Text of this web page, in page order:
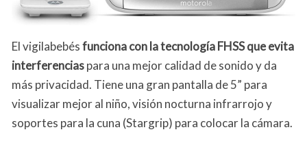
El vigilabebésfunciona con la tecnología FHSS que evita
interferenciaspara una mejor calidad de sonido y da
más privacidad. Tiene una gran pantalla de 5” para
visualizar mejor al niño, visión nocturna infrarrojo y
soportes para la cuna (Stargrip) para colocar la cámara.